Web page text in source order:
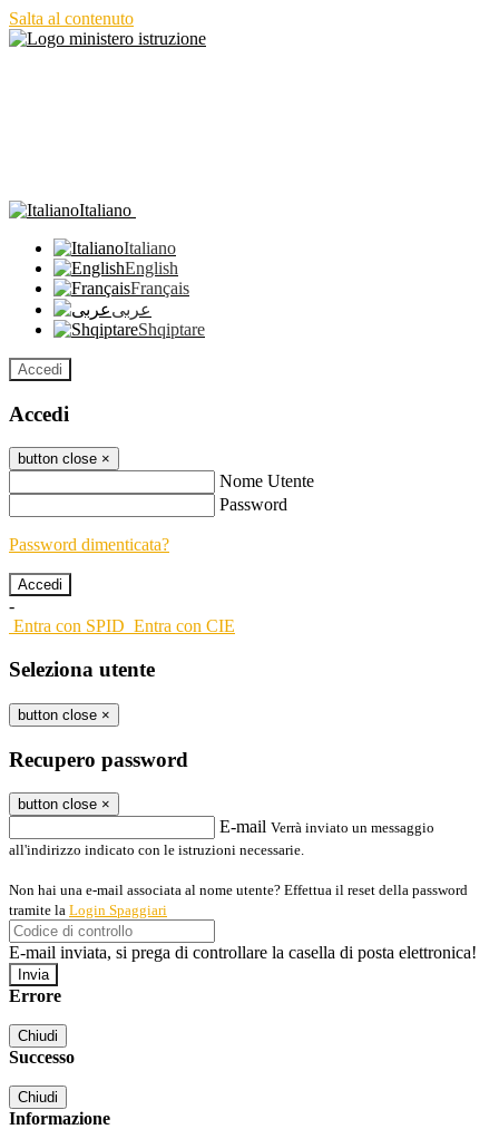
Salta al contenuto
Italiano
Italiano
English
Français
عربى
Shqiptare
Accedi
Accedi
button close ×
Nome Utente
Password
Password dimenticata?
-
Entra con SPID Entra con CIE
Seleziona utente
button close ×
Recupero password
button close ×
E-mail Verrà inviato un messaggio
all'indirizzo indicato con le istruzioni necessarie.
Non hai una e-mail associata al nome utente? Effettua il reset della password
tramite la Login Spaggiari
E-mail inviata, si prega di controllare la casella di posta elettronica!
Errore
Chiudi
Successo
Chiudi
Informazione